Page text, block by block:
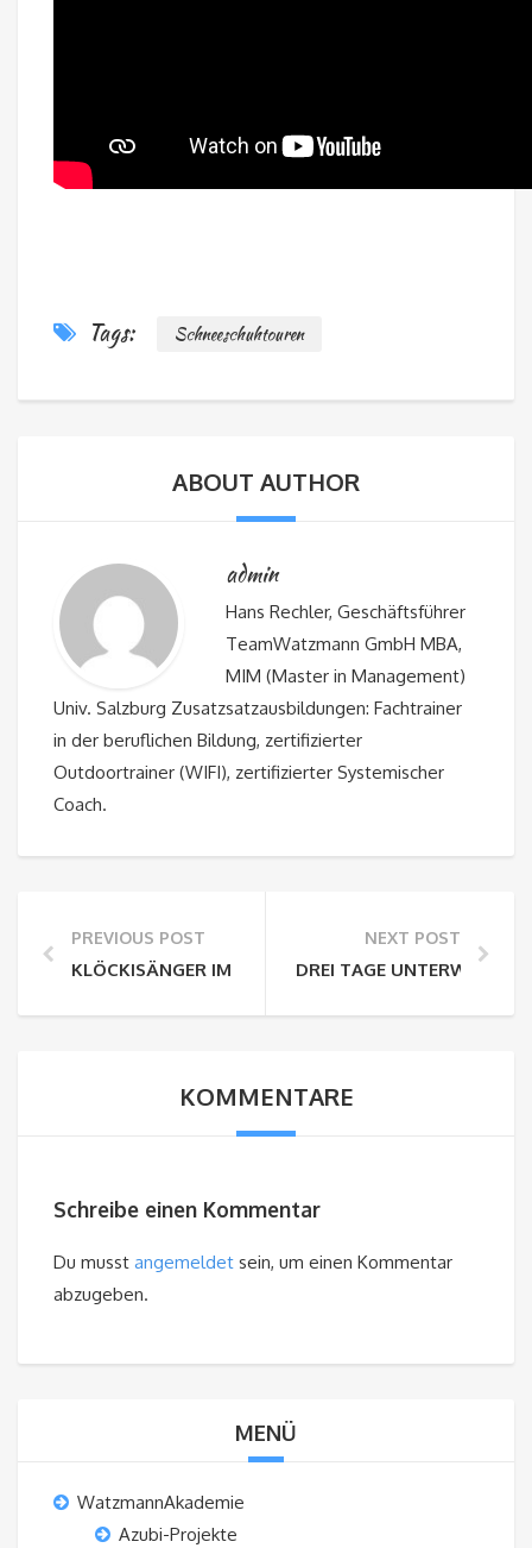
Tags: Schneeschuhtouren
ABOUT AUTHOR
admin
Hans Rechler, Geschäftsführer
TeamWatzmann GmbH MBA,
MIM (Master in Management)
Univ. Salzburg Zusatzsatzausbildungen: Fachtrainer
in der beruflichen Bildung, zertifizierter
Outdoortrainer (WIFI), zertifizierter Systemischer
Coach.
PREVIOUS POST
KLÖCKISÄNGER IM BERCHTESGADENER LAND
NEXT POST
DREI TAGE UNTERWEGS
KOMMENTARE
Schreibe einen Kommentar
Du musst angemeldet sein, um einen Kommentar
abzugeben.
MENÜ
WatzmannAkademie
Azubi-Projekte